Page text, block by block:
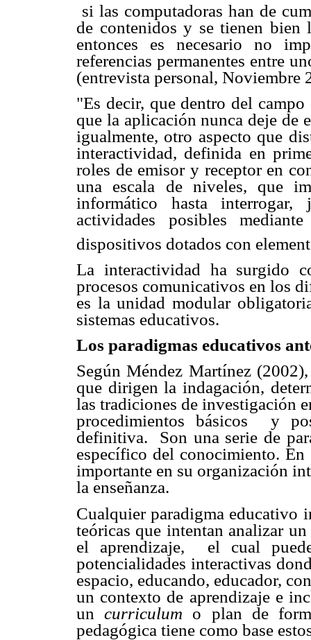
si las computadoras han de
de contenidos y se tienen bien
entonces es necesario no
referencias permanentes entre
(entrevista personal, Noviembre
"Es decir, que dentro del
que la aplicación nunca deje de
igualmente, otro aspecto que
interactividad, definida en
roles de emisor y receptor en
una escala de niveles, que
informático hasta
actividades posibles
dispositivos dotados con
La interactividad ha surgido
procesos comunicativos en los
es la unidad modular
sistemas educativos.
Los paradigmas educativos
Según Méndez Martínez
que dirigen la indagación,
las tradiciones de investigación
procedimientos básicos y
definitiva. Son una serie de
específico del conocimiento.
importante en su organización
la enseñanza.
Cualquier paradigma educativo
teóricas que intentan analizar
el aprendizaje, el cual
potencialidades interactivas
espacio, educando, educador,
un contexto de aprendizaje e
uncurriculum o plan de
pedagógica tiene como base